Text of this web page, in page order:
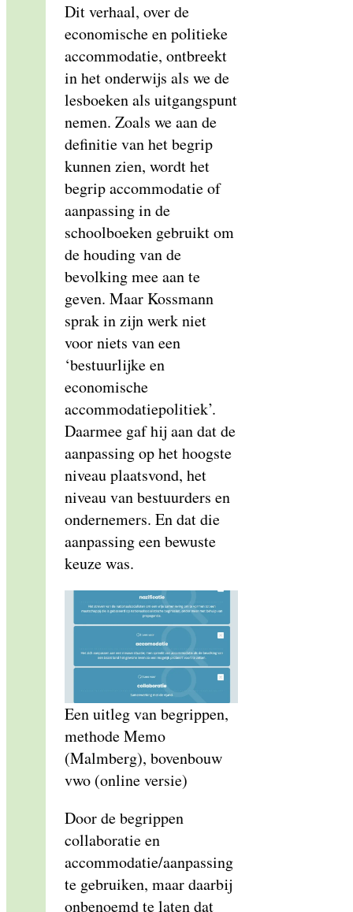
Dit verhaal, over de
economische en politieke
accommodatie, ontbreekt
in het onderwijs als we de
lesboeken als uitgangspunt
nemen. Zoals we aan de
definitie van het begrip
kunnen zien, wordt het
begrip accommodatie of
aanpassing in de
schoolboeken gebruikt om
de houding van de
bevolking mee aan te
geven. Maar Kossmann
sprak in zijn werk niet
voor niets van een
‘bestuurlijke en
economische
accommodatiepolitiek’.
Daarmee gaf hij aan dat de
aanpassing op het hoogste
niveau plaatsvond, het
niveau van bestuurders en
ondernemers. En dat die
aanpassing een bewuste
keuze was.
Een uitleg van begrippen,
methode Memo
(Malmberg), bovenbouw
vwo (online versie)
Door de begrippen
collaboratie en
accommodatie/aanpassing
te gebruiken, maar daarbij
onbenoemd te laten dat